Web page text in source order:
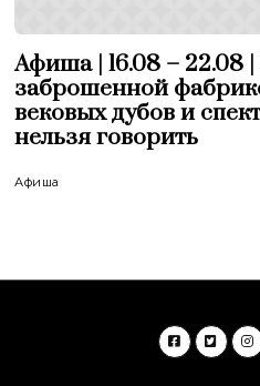
Афиша | 16.08 – 22.08
заброшенной
вековых дубов и
нельзя говорить
Афиша